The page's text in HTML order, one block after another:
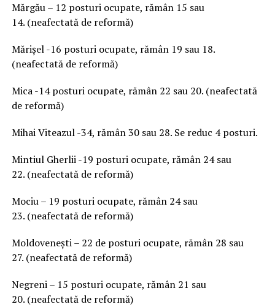
Mărgău – 12 posturi ocupate, rămân 15 sau
14. (neafectată de reformă)
Mărișel -16 posturi ocupate, rămân 19 sau 18.
(neafectată de reformă)
Mica -14 posturi ocupate, rămân 22 sau 20. (neafectată
de reformă)
Mihai Viteazul -34, rămân 30 sau 28. Se reduc 4 posturi.
Mintiul Gherlii -19 posturi ocupate, rămân 24 sau
22. (neafectată de reformă)
Mociu – 19 posturi ocupate, rămân 24 sau
23. (neafectată de reformă)
Moldovenești – 22 de posturi ocupate, rămân 28 sau
27. (neafectată de reformă)
Negreni – 15 posturi ocupate, rămân 21 sau
20. (neafectată de reformă)